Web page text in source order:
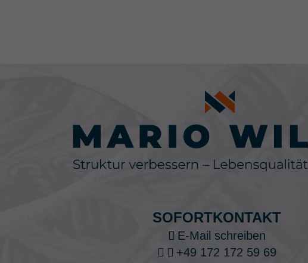
SOFORTKONTAKT
E-Mail schreiben
+49 172 172 59 69